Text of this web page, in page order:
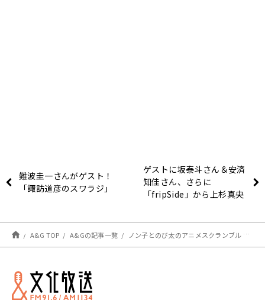
難波圭一さんがゲスト！
「諏訪道彦のスワラジ」
ゲストに坂泰斗さん＆安済
知佳さん、さらに
「fripSide」から上杉真央
！エジソン10月7日
A&G TOP A&Gの記事一覧 ノン子とのび太のアニメスクランブル 第1691回（ゲスト：保志総一朗さん）